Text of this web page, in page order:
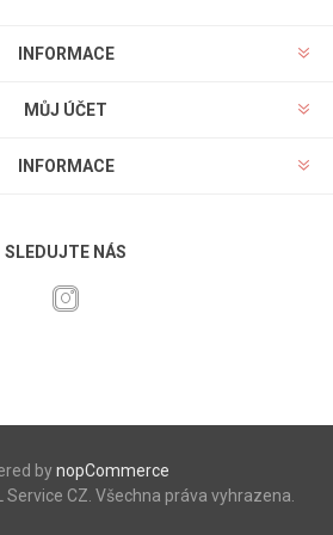
INFORMACE
MŮJ ÚČET
INFORMACE
SLEDUJTE NÁS
bynopCommerce
CZ. Všechna práva vyhrazena.